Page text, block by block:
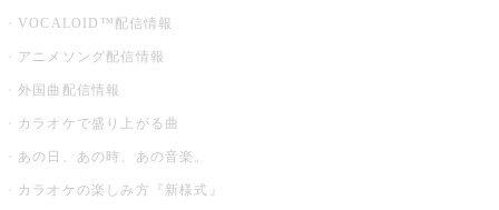
VOCALOID™配信情報
アニメソング配信情報
外国曲配信情報
カラオケで盛り上がる曲
あの日、あの時、あの音楽。
カラオケの楽しみ方『新様式』